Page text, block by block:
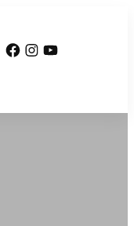
Facebook
Instagram
YouTube